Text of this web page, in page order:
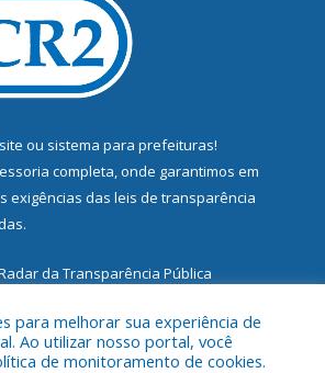
ou sistema para prefeituras!
completa, onde garantimos em
exigências das leis de transparência
da Transparência Pública
para melhorar sua experiência de
Ao utilizar nosso portal, você
de monitoramento de cookies.